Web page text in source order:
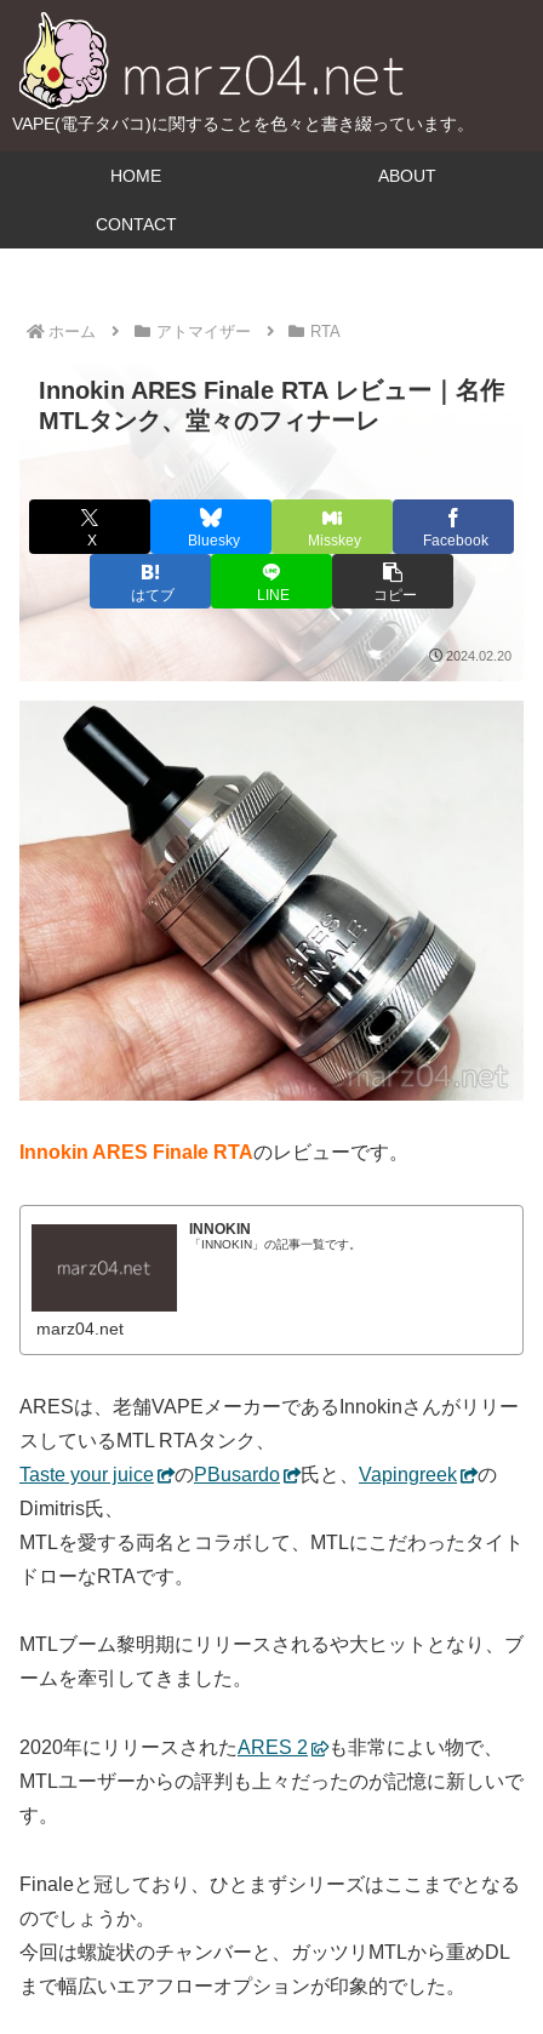
VAPE(電子タバコ)に関することを色々と書き綴っています。
HOME ABOUT
CONTACT
ホーム アトマイザー RTA
Innokin ARES Finale RTA レビュー｜名作
MTLタンク、堂々のフィナーレ
X Bluesky Misskey Facebook
はてブ LINE コピー
2024.02.20
Innokin ARES Finale RTAのレビューです。
INNOKIN
「INNOKIN」の記事一覧です。
marz04.net
ARESは、老舗VAPEメーカーであるInnokinさんがリリー
スしているMTL RTAタンク、
Taste your juice
のPBusardo 氏と、 Vapingreek
の
Dimitris氏、
MTLを愛する両名とコラボして、MTLにこだわったタイト
ドローなRTAです。
MTLブーム黎明期にリリースされるや大ヒットとなり、ブ
ームを牽引してきました。
2020年にリリースされたARES 2
も非常によい物で、
MTLユーザーからの評判も上々だったのが記憶に新しいで
す。
Finaleと冠しており、ひとまずシリーズはここまでとなる
のでしょうか。
今回は螺旋状のチャンバーと、ガッツリMTLから重めDL
まで幅広いエアフローオプションが印象的でした。